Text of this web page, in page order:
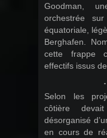
Goodman,
orchestrée
équatoriale,
Berghafen.
cette frappe
effectifs issus
Selon les
côtière
désorganisé
en cours de